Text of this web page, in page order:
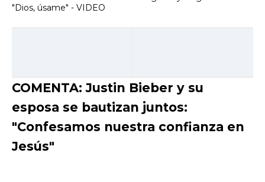
"Dios, úsame" - VIDEO
COMENTA: Justin Bieber y su
esposa se bautizan juntos:
"Confesamos nuestra confianza en
Jesús"